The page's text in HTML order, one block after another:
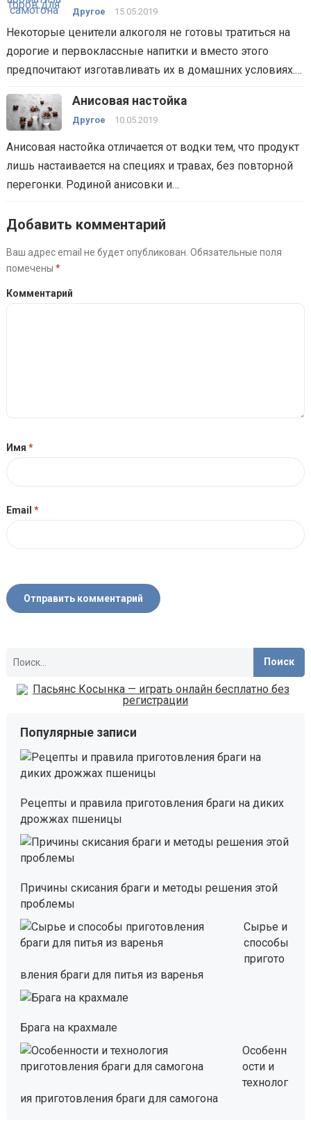
Другое 15.05.2019
Некоторые ценители алкоголя не готовы тратиться на
дорогие и первоклассные напитки и вместо этого
предпочитают изготавливать их в домашних условиях.…
Анисовая настойка
Другое 10.05.2019
Анисовая настойка отличается от водки тем, что продукт
лишь настаивается на специях и травах, без повторной
перегонки. Родиной анисовки и…
Добавить комментарий
Ваш адрес email не будет опубликован. Обязательные поля
помечены *
Комментарий
Имя *
Email *
Популярные записи
Рецепты и правила приготовления браги на диких
дрожжах пшеницы
Причины скисания браги и методы решения этой
проблемы
Сырье и
способы
пригото
вления браги для питья из варенья
Брага на крахмале
Особенн
ости и
технолог
ия приготовления браги для самогона